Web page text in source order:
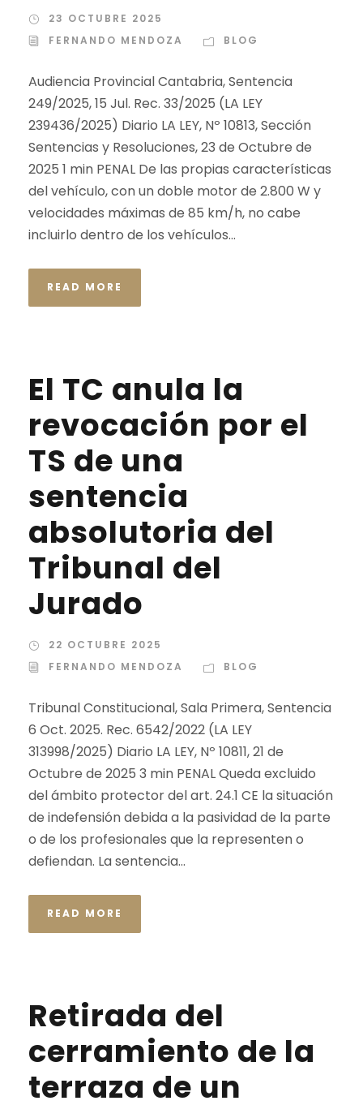
23 OCTUBRE 2025
FERNANDO MENDOZA
BLOG
Audiencia Provincial Cantabria, Sentencia
249/2025, 15 Jul. Rec. 33/2025 (LA LEY
239436/2025) Diario LA LEY, Nº 10813, Sección
Sentencias y Resoluciones, 23 de Octubre de
2025 1 min PENAL De las propias características
del vehículo, con un doble motor de 2.800 W y
velocidades máximas de 85 km/h, no cabe
incluirlo dentro de los vehículos...
READ MORE
El TC anula la
revocación por el
TS de una
sentencia
absolutoria del
Tribunal del
Jurado
22 OCTUBRE 2025
FERNANDO MENDOZA
BLOG
Tribunal Constitucional, Sala Primera, Sentencia
6 Oct. 2025. Rec. 6542/2022 (LA LEY
313998/2025) Diario LA LEY, Nº 10811, 21 de
Octubre de 2025 3 min PENAL Queda excluido
del ámbito protector del art. 24.1 CE la situación
de indefensión debida a la pasividad de la parte
o de los profesionales que la representen o
defiendan. La sentencia...
READ MORE
Retirada del
cerramiento de la
terraza de un